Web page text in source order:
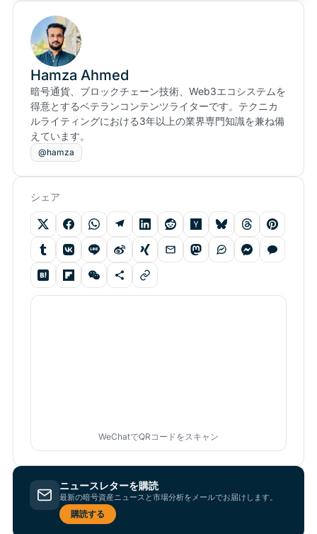
Hamza Ahmed
暗号通貨、ブロックチェーン技術、Web3エコシステムを
得意とするベテランコンテンツライターです。テクニカ
ルライティングにおける3年以上の業界専門知識を兼ね備
えています。
@hamza
シェア
WeChatでQRコードをスキャン
ニュースレターを購読
最新の暗号資産ニュースと市場分析をメールでお届けします。
購読する